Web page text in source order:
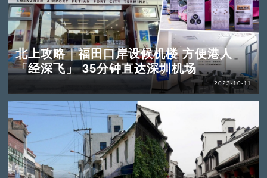
北上攻略｜福田口岸设候机楼 方便港人
「经深飞」 35分钟直达深圳机场
2023-10-11